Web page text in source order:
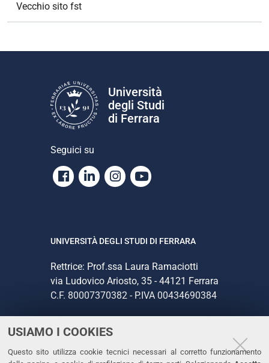
USIAMO I COOKIES
Questo sito utilizza cookie tecnici necessari al corretto funzionamento
Vecchio sito fst
Università
degli Studi
di Ferrara
Seguici su
Facebook
LinkedinInstagram
Youtube
UNIVERSITÀ DEGLI STUDI DI FERRARA
Rettrice: Prof.ssa Laura Ramaciotti
via Ludovico Ariosto, 35 - 44121 Ferrara
C.F. 80007370382 - P.IVA 00434690384
CONTATTI
Tel. +39 0532 293111